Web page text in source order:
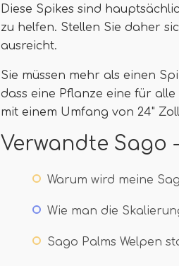
Diese Spikes sind
zu helfen. Stellen Sie daher
ausreicht.
Sie müssen mehr als einen
dass eine Pflanze eine für
mit einem Umfang von 24"
Verwandte Sago
Warum wird meine
Wie man die
Sago Palms Welpen